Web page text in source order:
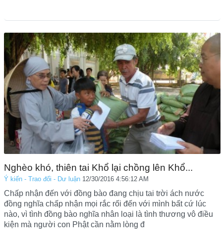
Nghèo khó, thiên tai Khổ lại chồng lên Khổ...
Ý kiến - Trao đổi - Dư luận 12/30/2016 4:56:12 AM
Chấp nhận đến với đồng bào đang chịu tai trời ách nước
đồng nghĩa chấp nhận mọi rắc rối đến với mình bất cứ lúc
nào, vì tình đồng bào nghĩa nhân loại là tình thương vô điều
kiện mà người con Phật cần nằm lòng đ